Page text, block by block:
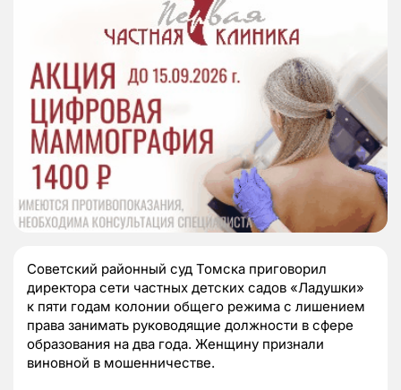
Советский районный суд Томска приговорил
директора сети частных детских садов «Ладушки»
к пяти годам колонии общего режима с лишением
права занимать руководящие должности в сфере
образования на два года. Женщину признали
виновной в мошенничестве.